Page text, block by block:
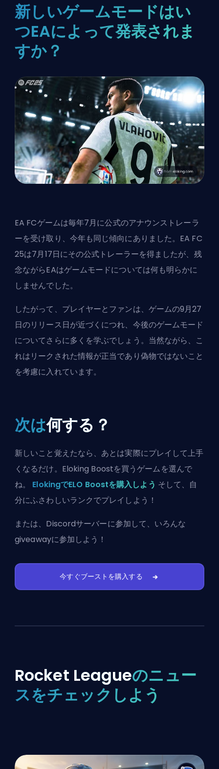
新しいゲームモードはい
つEAによって発表されま
すか？
EA FCゲームは毎年7月に公式のアナウンストレーラ
ーを受け取り、今年も同じ傾向にありました。EA FC
25は7月17日にその公式トレーラーを得ましたが、残
念ながらEAはゲームモードについては何も明らかに
しませんでした。
したがって、プレイヤーとファンは、ゲームの9月27
日のリリース日が近づくにつれ、今後のゲームモード
についてさらに多くを学ぶでしょう。当然ながら、こ
れはリークされた情報が正当であり偽物ではないこと
を考慮に入れています。
次は何する？
新しいこと覚えたなら、あとは実際にプレイして上手
くなるだけ。Eloking Boostを買うゲームを選んで
ね。 ElokingでELO Boostを購入しよう そして、自
分にふさわしいランクでプレイしよう！
または、 Discordサーバーに参加して、いろんな
giveawayに参加しよう！
今すぐブーストを購入する
Rocket Leagueのニュー
スをチェックしよう